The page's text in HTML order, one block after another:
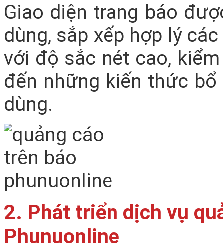
Giao diện trang báo
dùng, sắp xếp hợp lý
với độ sắc nét cao,
đến những kiến thức
dùng.
2. Phát triển dịch vụ
Phunuonline